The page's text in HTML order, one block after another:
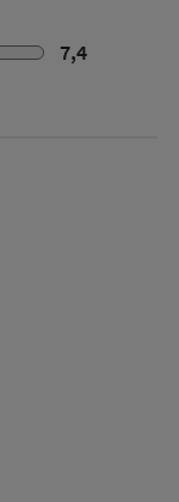
7,4